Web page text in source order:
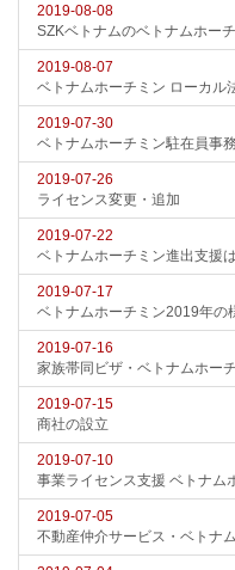
2019-08-08
SZKベトナムのベトナムホー
2019-08-07
ベトナムホーチミン ローカル
2019-07-30
ベトナムホーチミン駐在員事
2019-07-26
ライセンス変更・追加
2019-07-22
ベトナムホーチミン進出支援
2019-07-17
ベトナムホーチミン2019年の
2019-07-16
家族帯同ビザ・ベトナムホー
2019-07-15
商社の設立
2019-07-10
事業ライセンス支援 ベトナム
2019-07-05
不動産仲介サービス・ベトナ